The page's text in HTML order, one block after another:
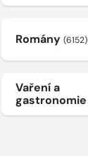
Romány (6152)
Vaření a
gastronomie